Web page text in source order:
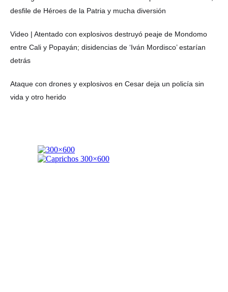
desfile de Héroes de la Patria y mucha diversión
Video | Atentado con explosivos destruyó peaje de Mondomo
entre Cali y Popayán; disidencias de ‘Iván Mordisco’ estarían
detrás
Ataque con drones y explosivos en Cesar deja un policía sin
vida y otro herido